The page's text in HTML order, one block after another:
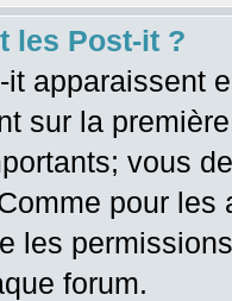
les Post-it ?
it apparaissent
sur la
vous
pour les
les
forum.